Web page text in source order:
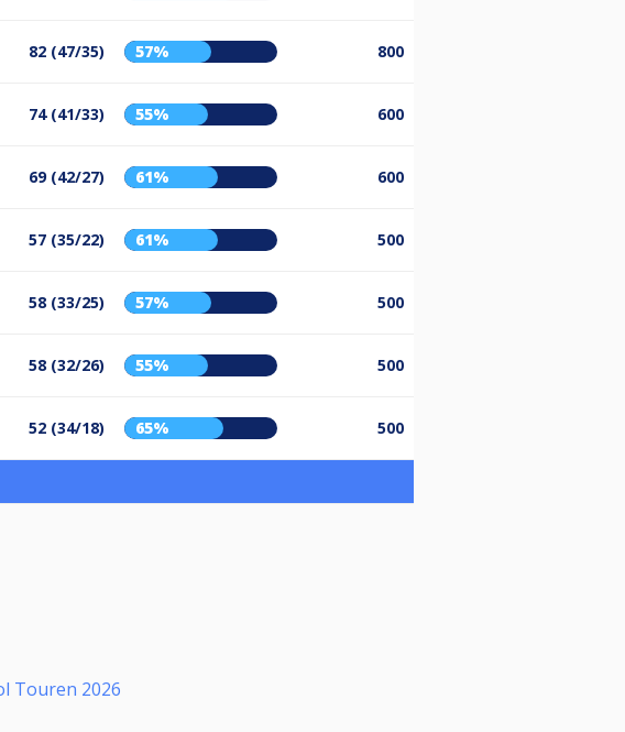
82 (47/35) 57% 800
74 (41/33) 55% 600
69 (42/27) 61% 600
57 (35/22) 61% 500
58 (33/25) 57% 500
58 (32/26) 55% 500
52 (34/18) 65% 500
Touren 2026